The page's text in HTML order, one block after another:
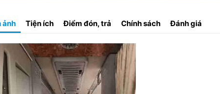
ảnh Tiện ích Điểm đón, trả Chính sách Đánh giá